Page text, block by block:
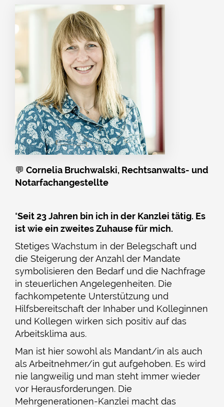
💬 Cornelia Bruchwalski, Rechtsanwalts- und
Notarfachangestellte
"Seit 23 Jahren bin ich in der Kanzlei tätig. Es
ist wie ein zweites Zuhause für mich.
Stetiges Wachstum in der Belegschaft und
die Steigerung der Anzahl der Mandate
symbolisieren den Bedarf und die Nachfrage
in steuerlichen Angelegenheiten. Die
fachkompetente Unterstützung und
Hilfsbereitschaft der Inhaber und Kolleginnen
und Kollegen wirken sich positiv auf das
Arbeitsklima aus.
Man ist hier sowohl als Mandant/in als auch
als Arbeitnehmer/in gut aufgehoben. Es wird
nie langweilig und man steht immer wieder
vor Herausforderungen. Die
Mehrgenerationen-Kanzlei macht das